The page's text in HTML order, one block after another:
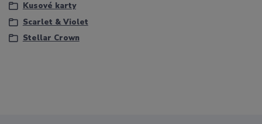
Kusové karty
Scarlet & Violet
Stellar Crown